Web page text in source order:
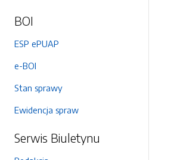
BOI
ESP ePUAP
e-BOI
Stan sprawy
Ewidencja spraw
Serwis Biuletynu